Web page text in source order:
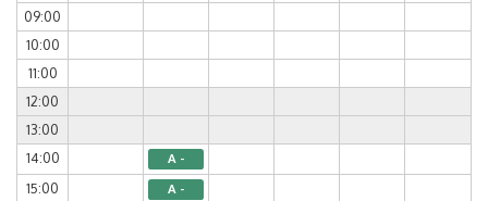
09:00
10:00
11:00
12:00
13:00
14:00
A -
15:00 A -